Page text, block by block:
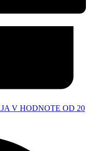
V HODNOTE OD 20